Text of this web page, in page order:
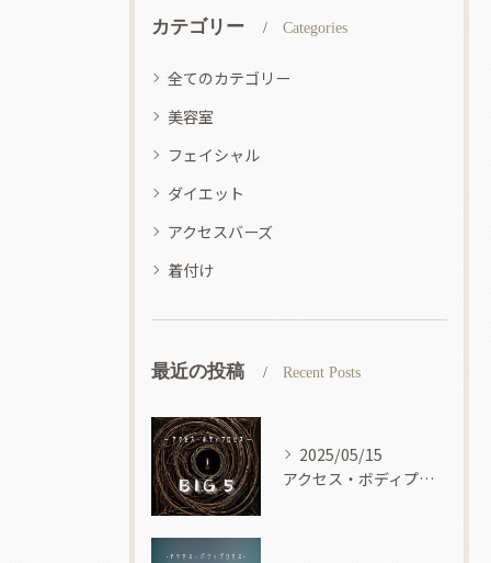
カテゴリー Categories
全てのカテゴリー
美容室
フェイシャル
ダイエット
アクセスバーズ
着付け
最近の投稿 Recent Posts
2025/05/15
アクセス・ボディプロセス